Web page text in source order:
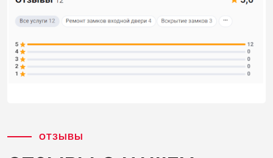
ОТЗЫВЫ